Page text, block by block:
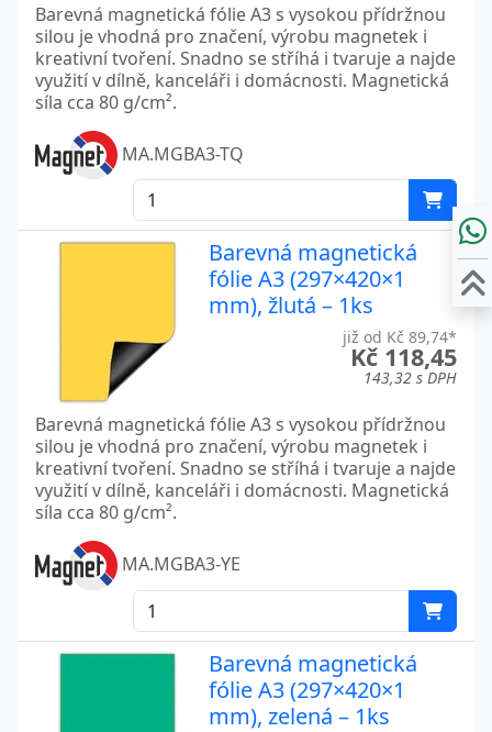
Barevná magnetická fólie A3 s vysokou přídržnou
silou je vhodná pro značení, výrobu magnetek i
kreativní tvoření. Snadno se stříhá i tvaruje a najde
využití v dílně, kanceláři i domácnosti. Magnetická
síla cca 80 g/cm².
MA.MGBA3-TQ
Barevná magnetická
fólie A3 (297×420×1
mm), žlutá – 1ks
již od Kč 89,74*
Kč 118,45
143,32 s DPH
Barevná magnetická fólie A3 s vysokou přídržnou
silou je vhodná pro značení, výrobu magnetek i
kreativní tvoření. Snadno se stříhá i tvaruje a najde
využití v dílně, kanceláři i domácnosti. Magnetická
síla cca 80 g/cm².
MA.MGBA3-YE
Barevná magnetická
fólie A3 (297×420×1
mm), zelená – 1ks